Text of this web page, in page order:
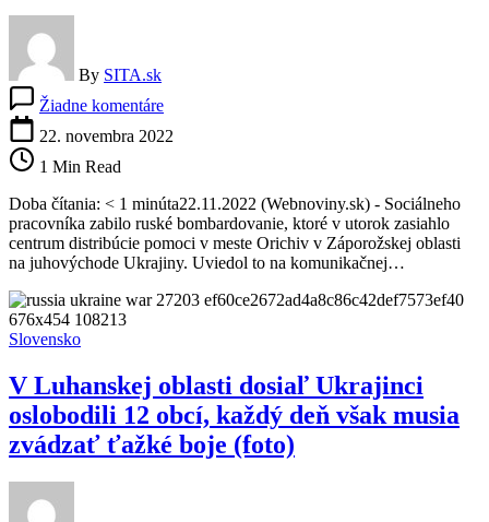
By SITA.sk
Žiadne komentáreRuské
bombardovanie
humanitárnej
pomoci,
celkový
počet
obetí
je
6-
tisíc
22. novembra 2022
1 Min Read
Doba čítania: < 1 minúta22.11.2022 (Webnoviny.sk) - Sociálneho
pracovníka zabilo ruské bombardovanie, ktoré v utorok zasiahlo
centrum distribúcie pomoci v meste Orichiv v Záporožskej oblasti
na juhovýchode Ukrajiny. Uviedol to na komunikačnej…
Slovensko
V Luhanskej oblasti dosiaľ Ukrajinci
oslobodili 12 obcí, každý deň však musia
zvádzať ťažké boje (foto)